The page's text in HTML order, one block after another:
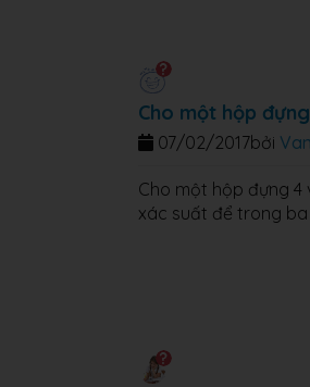
Cho một hộp
bởi
07/02/2017
Cho một hộp đựng 4
xác suất để trong